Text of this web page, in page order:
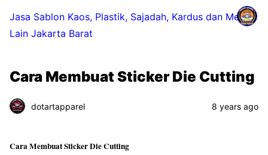
Jasa Sablon Kaos, Plastik, Sajadah, Kardus dan Media
Lain Jakarta Barat
Cara Membuat Sticker Die Cutting
dotartapparel 8 years ago
Cara Membuat Sticker Die Cutting